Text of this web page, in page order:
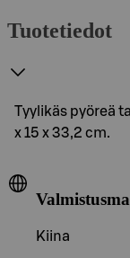
Tuotetiedot
Tyylikäs pyöreä
x 15 x 33,2 cm.
Kiina